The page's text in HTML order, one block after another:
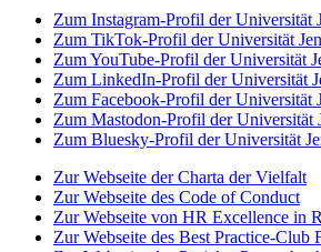
Zum Instagram-Profil der Universität
Zum TikTok-Profil der Universität
Zum YouTube-Profil der Universität
Zum LinkedIn-Profil der Universität
Zum Facebook-Profil der Universität
Zum Mastodon-Profil der Universität
Zum Bluesky-Profil der Universität
Zur Webseite der Charta der Vielfalt
Zur Webseite des Code of Conduct
Zur Webseite von HR Excellence in
Zur Webseite des Best Practice-Club